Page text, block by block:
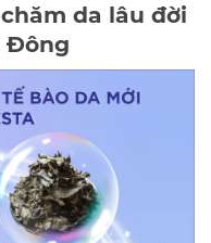
da lâu đời
Đông